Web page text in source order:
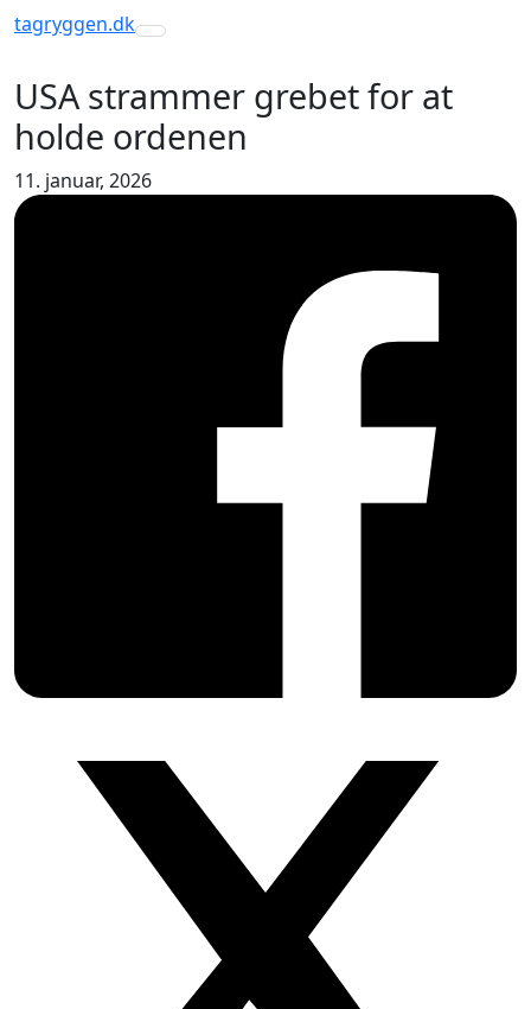
tagryggen.dk
Toggle navigation
USA strammer grebet for at
holde ordenen
11. januar, 2026